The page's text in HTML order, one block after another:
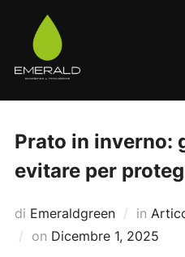
contenuto
Prato in inverno:
evitare per
di Emeraldgreen in
on Pubblicato
Dicembre 1, 2025